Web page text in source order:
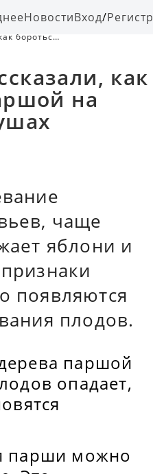
НовостиВход/
бороться
как
на
чаще
яблони и
появляются
плодов.
паршой
опадает,
парши можно